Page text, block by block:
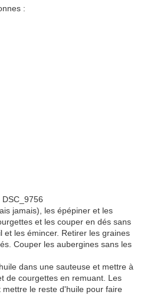
:
jamais), les épépiner et les
et les couper en dés sans
et les émincer. Retirer les graines
Couper les aubergines sans les
dans une sauteuse et mettre à
de courgettes en remuant. Les
le reste d'huile pour faire